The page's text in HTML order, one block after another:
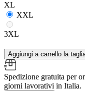
XL
XXL
3XL
Aggiungi a carrello la
Spedizione gratuita per
giorni lavorativi in Italia.